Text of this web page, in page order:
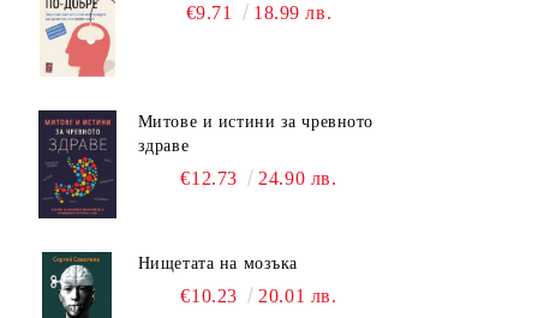
€9.71 18.99 лв.
Митове и истини за чревното
здраве
€12.73 24.90 лв.
Нищетата на мозъка
€10.23 20.01 лв.